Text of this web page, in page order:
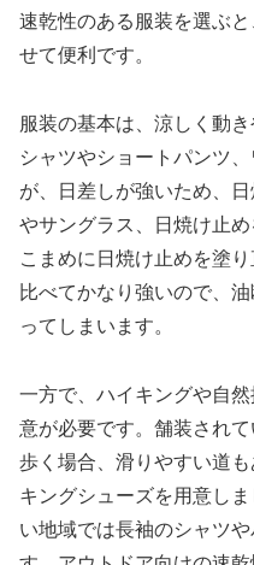
速乾性のある服装を選ぶ
せて便利です。
服装の基本は、涼しく動
シャツやショートパンツ
が、日差しが強いため、
やサングラス、日焼け止
こまめに日焼け止めを塗
比べてかなり強いので、
ってしまいます。
一方で、ハイキングや自
意が必要です。舗装され
歩く場合、滑りやすい道
キングシューズを用意し
い地域では長袖のシャツ